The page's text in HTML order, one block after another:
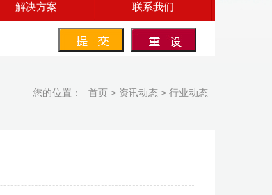
解决方案 联系我们
您的位置： 首页 > 资讯动态 > 行业动态